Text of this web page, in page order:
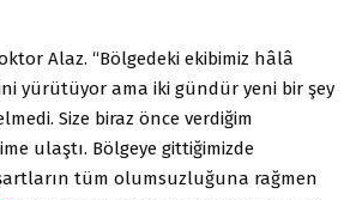
Alaz. “Bölgedeki ekibimiz hâlâ
yürütüyor ama iki gündür yeni bir şey
Size biraz önce verdiğim
ulaştı. Bölgeye gittiğimizde
tüm olumsuzluğuna rağmen